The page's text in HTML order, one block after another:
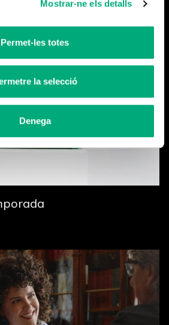
Mostrar-ne els detalls
Permet-les totes
la selecció
Denega